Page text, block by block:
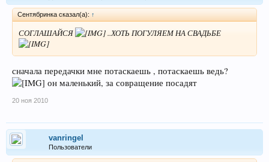
Сентябринка сказал(а): ↑
СОГЛАШАЙСЯ ..ХОТЬ ПОГУЛЯЕМ НА СВАДЬБЕ
сначала передачки мне потаскаешь , потаскаешь ведь?
он маленький, за совращение посадят
20 ноя 2010
vanringel
Пользователи